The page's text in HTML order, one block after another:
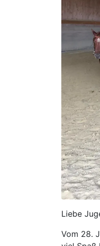
Liebe
Vom 28.